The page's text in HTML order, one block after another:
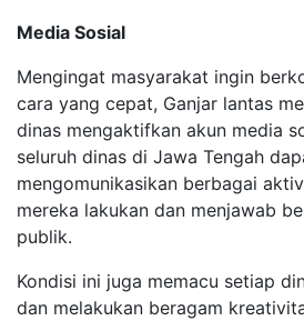
Media Sosial
Mengingat masyarakat ingin
cara yang cepat, Ganjar lantas
dinas mengaktifkan akun media
seluruh dinas di Jawa Tengah
mengomunikasikan berbagai
mereka lakukan dan menjawab
publik.
Kondisi ini juga memacu setiap
dan melakukan beragam